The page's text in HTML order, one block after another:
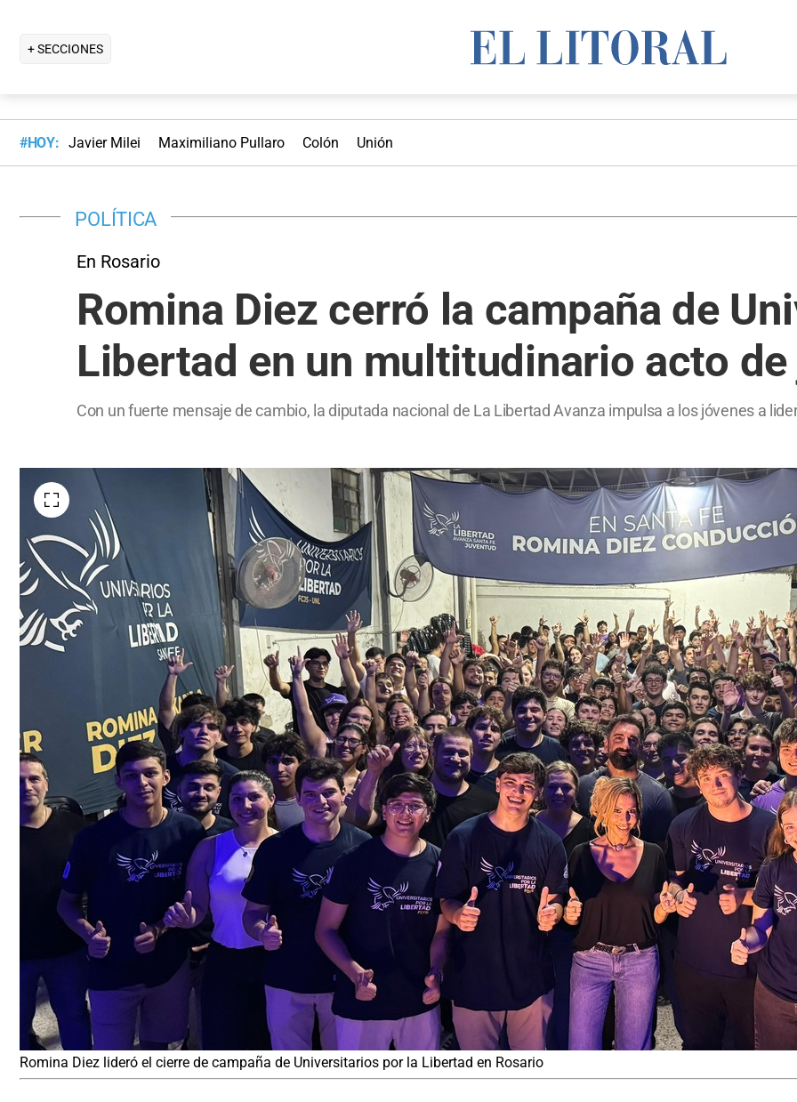
+ SECCIONES
#HOY: Javier Milei Maximiliano Pullaro Colón Unión
POLÍTICA
En Rosario
Romina Diez cerró la campaña de
Libertad en un multitudinario acto
Con un fuerte mensaje de cambio, la diputada nacional de La Libertad Avanza impulsa a los jóvenes a
Romina Diez lideró el cierre de campaña de Universitarios por la Libertad en Rosario